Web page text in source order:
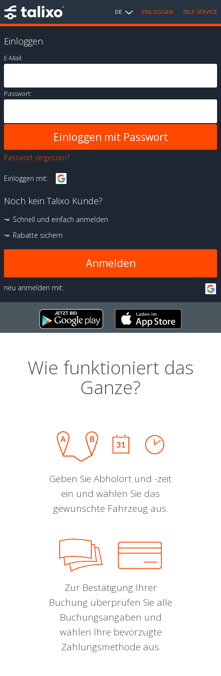
DE EINLOGGEN SELF SERVICE
Einloggen
E-Mail:
Passwort:
Passwort vergessen?
Einloggen mit:
Noch kein Talixo Kunde?
Schnell und einfach anmelden
Rabatte sichern
Anmelden
neu anmelden mit:
Wie funktioniert das
Ganze?
Geben Sie Abholort und -zeit
ein und wählen Sie das
gewünschte Fahrzeug aus.
Zur Bestätigung Ihrer
Buchung überprüfen Sie alle
Buchungsangaben und
wählen Ihre bevorzugte
Zahlungsmethode aus.